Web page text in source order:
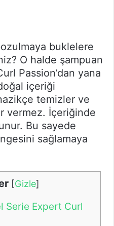
buklelere
O halde şampuan
Passion’dan yana
içeriği
temizler ve
vermez. İçeriğinde
Bu sayede
sağlamaya
[Gizle]
Serie Expert Curl